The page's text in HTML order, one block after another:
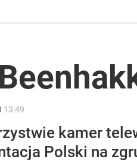
dziś cała Europa
13:49
kamer
Polski na